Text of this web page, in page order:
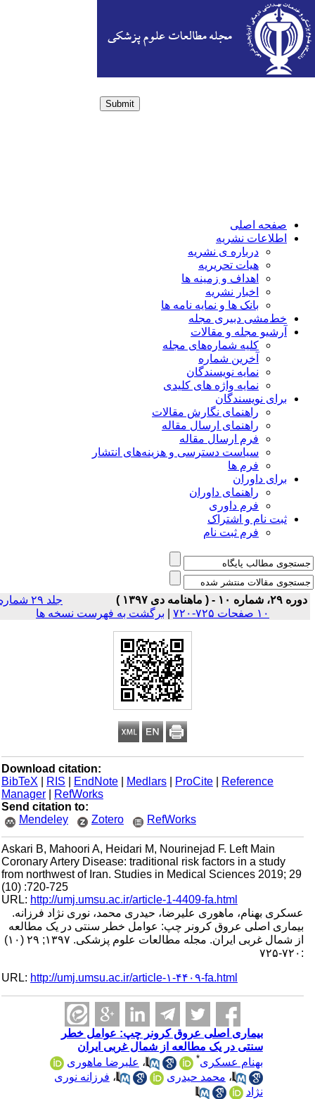
Submit
صفحه اصلی
اطلاعات نشریه
درباره ی نشریه
هیات تحریریه
اهداف و زمینه ها
اخبار نشریه
بانک ها و نمایه نامه ها
خط‌مشی دبیری مجله
آرشیو مجله و مقالات
کلیه شماره‌های مجله
آخرین شماره
نمایه نویسندگان
نمایه واژه های کلیدی
برای نویسندگان
راهنمای نگارش مقالات
راهنمای ارسال مقاله
فرم ارسال مقاله
سیاست دسترسی و هزینه‌های انتشار
فرم ها
برای داوران
راهنمای داوران
فرم داوری
ثبت نام و اشتراک
فرم ثبت نام
دوره ۲۹، شماره ۱۰ - ( ماهنامه دی ۱۳۹۷ )
جلد ۲۹ شماره
۱۰ صفحات ۷۲۵-۷۲۰
| برگشت به فهرست نسخه ها
Download citation:
BibTeX
| RIS |EndNote |Medlars |ProCite |Reference
Manager
|RefWorks
Send citation to:
Mendeley
Zotero RefWorks
Askari B, Mahoori A, Heidari M, Nourinejad F. Left Main
Coronary Artery Disease: traditional risk factors in a study
from northwest of Iran. Studies in Medical Sciences 2019; 29
(10) :720-725
URL:http://umj.umsu.ac.ir/article-1-4409-fa.html
عسکری بهنام، ماهوری علیرضا، حیدری محمد، نوری نژاد فرزانه.
بیماری اصلی عروق کرونر چپ: عوامل خطر سنتی در یک مطالعه
از شمال غربی ایران. مجله مطالعات علوم پزشکی. ۱۳۹۷; ۲۹ (۱۰)
URL:http://umj.umsu.ac.ir/article-۱-۴۴۰۹-fa.html
بیماری اصلی عروق کرونر چپ: عوامل خطر
سنتی در یک مطالعه از شمال غربی ایران
بهنام عسکری* ،علیرضا ماهوری
،محمد حیدری ،فرزانه نوری
نژاد